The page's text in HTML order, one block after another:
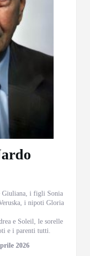
Giuliana, i figli Sonia
i nipoti Gloria
e Soleil, le sorelle
e i parenti tutti.
2026